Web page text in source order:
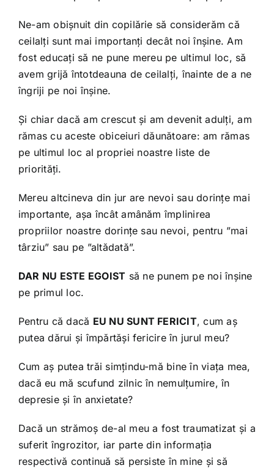
Ne-am obișnuit din copilărie să considerăm că
ceilalți sunt mai importanți decât noi înșine. Am
fost educați să ne pune mereu pe ultimul loc, să
avem grijă întotdeauna de ceilalți, înainte de a ne
îngriji pe noi înșine.
Și chiar dacă am crescut și am devenit adulți, am
rămas cu aceste obiceiuri dăunătoare: am rămas
pe ultimul loc al propriei noastre liste de
priorități.
Mereu altcineva din jur are nevoi sau dorințe mai
importante, așa încât amânăm împlinirea
propriilor noastre dorințe sau nevoi, pentru ”mai
târziu” sau pe ”altădată”.
DAR NU ESTE EGOIST să ne punem pe noi înșine
pe primul loc.
Pentru că dacă EU NU SUNT FERICIT, cum aș
putea dărui și împărtăși fericire în jurul meu?
Cum aș putea trăi simțindu-mă bine în viața mea,
dacă eu mă scufund zilnic în nemulțumire, în
depresie și în anxietate?
Dacă un strămoș de-al meu a fost traumatizat și a
suferit îngrozitor, iar parte din informația
respectivă continuă să persiste în mine și să